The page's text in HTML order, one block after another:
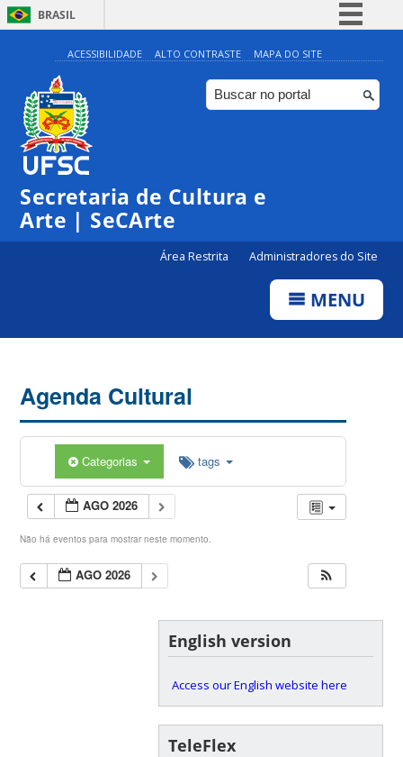
BRASIL
Simplifique!
Comunica BR
Participe
ACESSIBILIDADE ALTO CONTRASTE MAPA DO SITE
Secretaria de Cultura e
Arte | SeCArte
Área Restrita Administradores do Site
MENU
Agenda Cultural
Categorias tags
AGO 2026
Não há eventos para mostrar neste momento.
AGO 2026
English version
Access our English website here
TeleFlex